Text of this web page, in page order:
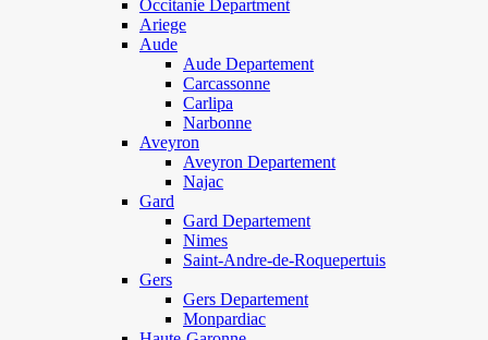
Occitanie Department
Ariege
Aude
Aude Departement
Carcassonne
Carlipa
Narbonne
Aveyron
Aveyron Departement
Najac
Gard
Gard Departement
Nimes
Saint-Andre-de-Roquepertuis
Gers
Gers Departement
Monpardiac